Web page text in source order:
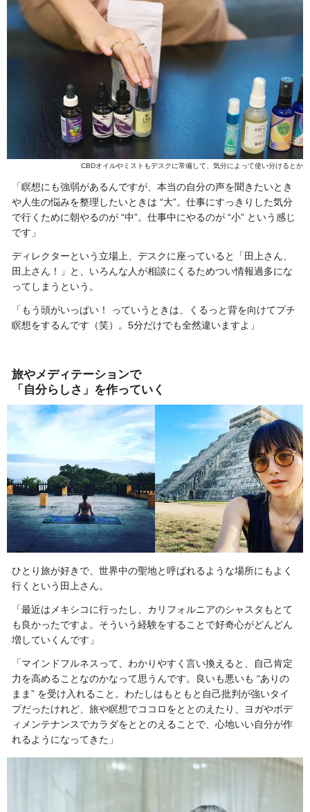
CBDオイルやミストもデスクに常備して、気分によって使い分けるとか
「瞑想にも強弱があるんですが、本当の自分の声を聞きたいとき
や人生の悩みを整理したいときは “大”。仕事にすっきりした気分
で行くために朝やるのが “中”。仕事中にやるのが “小” という感じ
です」
ディレクターという立場上、デスクに座っていると「田上さん、
田上さん！」と、いろんな人が相談にくるためつい情報過多にな
ってしまうという。
「もう頭がいっぱい！ っていうときは、くるっと背を向けてプチ
瞑想をするんです（笑）。5分だけでも全然違いますよ」
旅やメディテーションで
「自分らしさ」を作っていく
ひとり旅が好きで、世界中の聖地と呼ばれるような場所にもよく
行くという田上さん。
「最近はメキシコに行ったし、カリフォルニアのシャスタもとて
も良かったですよ。そういう経験をすることで好奇心がどんどん
増していくんです」
「マインドフルネスって、わかりやすく言い換えると、自己肯定
力を高めることなのかなって思うんです。良いも悪いも “ありの
まま” を受け入れること。わたしはもともと自己批判が強いタイ
プだったけれど、旅や瞑想でココロをととのえたり、ヨガやボデ
ィメンテナンスでカラダをととのえることで、心地いい自分が作
れるようになってきた」